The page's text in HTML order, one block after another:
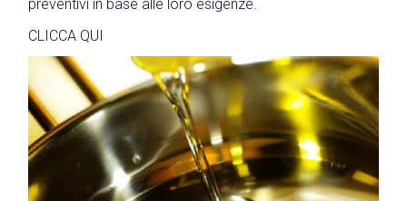
preventivi in base alle loro esigenze.
CLICCA QUI